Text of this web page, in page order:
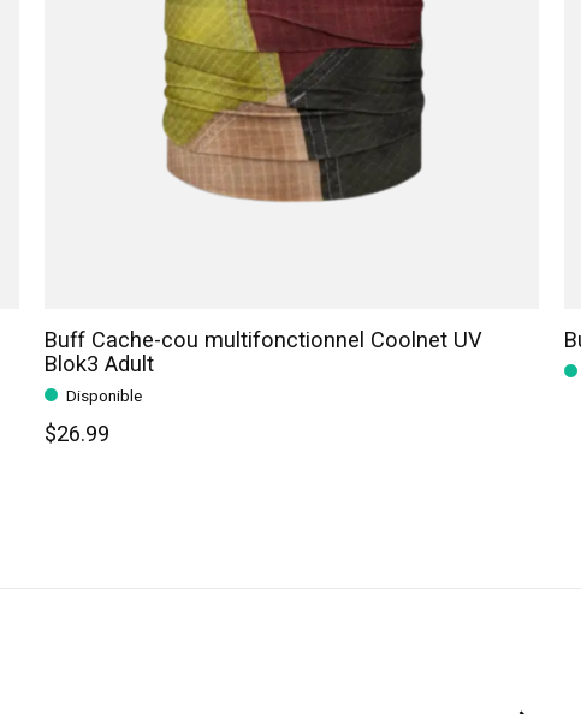
Buff Cache-cou multifonctionnel Coolnet UV
Blok3 Adult
Disponible
$26.99